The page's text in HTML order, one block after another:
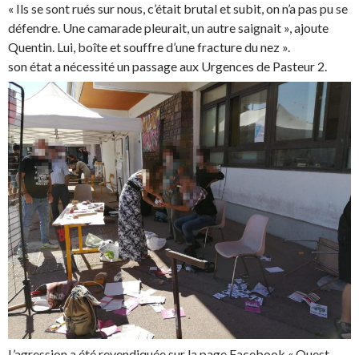
« Ils se sont rués sur nous, c’était brutal et subit, on n’a pas pu se
défendre. Une camarade pleurait, un autre saignait », ajoute
Quentin. Lui, boîte et souffre d’une fracture du nez ».
son état a nécessité un passage aux Urgences de Pasteur 2.